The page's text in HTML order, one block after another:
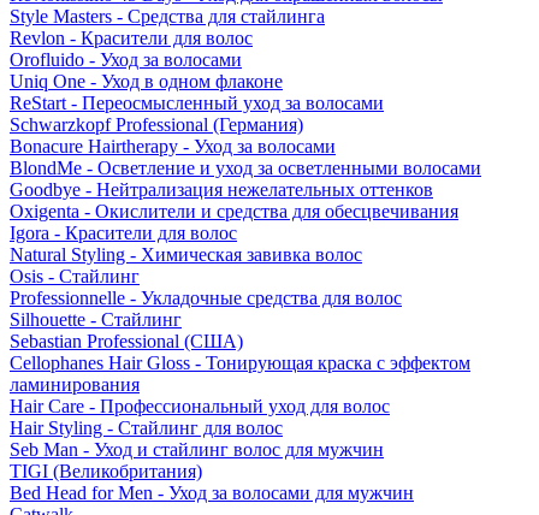
Style Masters - Средства для стайлинга
Revlon - Красители для волос
Orofluido - Уход за волосами
Uniq One - Уход в одном флаконе
ReStart - Переосмысленный уход за волосами
Schwarzkopf Professional (Германия)
Bonacure Hairtherapy - Уход за волосами
BlondMe - Осветление и уход за осветленными волосами
Goodbye - Нейтрализация нежелательных оттенков
Oxigenta - Окислители и средства для обесцвечивания
Igora - Красители для волос
Natural Styling - Химическая завивка волос
Osis - Стайлинг
Professionnelle - Укладочные средства для волос
Silhouette - Стайлинг
Sebastian Professional (США)
Cellophanes Hair Gloss - Тонирующая краска с эффектом
ламинирования
Hair Care - Профессиональный уход для волос
Hair Styling - Стайлинг для волос
Seb Man - Уход и стайлинг волос для мужчин
TIGI (Великобритания)
Bed Head for Men - Уход за волосами для мужчин